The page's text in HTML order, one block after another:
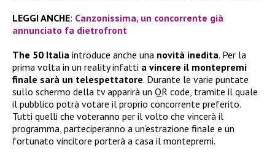
LEGGI ANCHE: Canzonissima, un concorrente già
annunciato fa dietrofront
The 50 Italia introduce anche una novità inedita. Per la
prima volta in un reality infatti a vincere il montepremi
finale sarà un telespettatore. Durante le varie puntate
sullo schermo della tv apparirà un QR code, tramite il quale
il pubblico potrà votare il proprio concorrente preferito.
Tutti quelli che voteranno per il volto che vincerà il
programma, parteciperanno a un’estrazione finale e un
fortunato vincitore porterà a casa il montepremi.